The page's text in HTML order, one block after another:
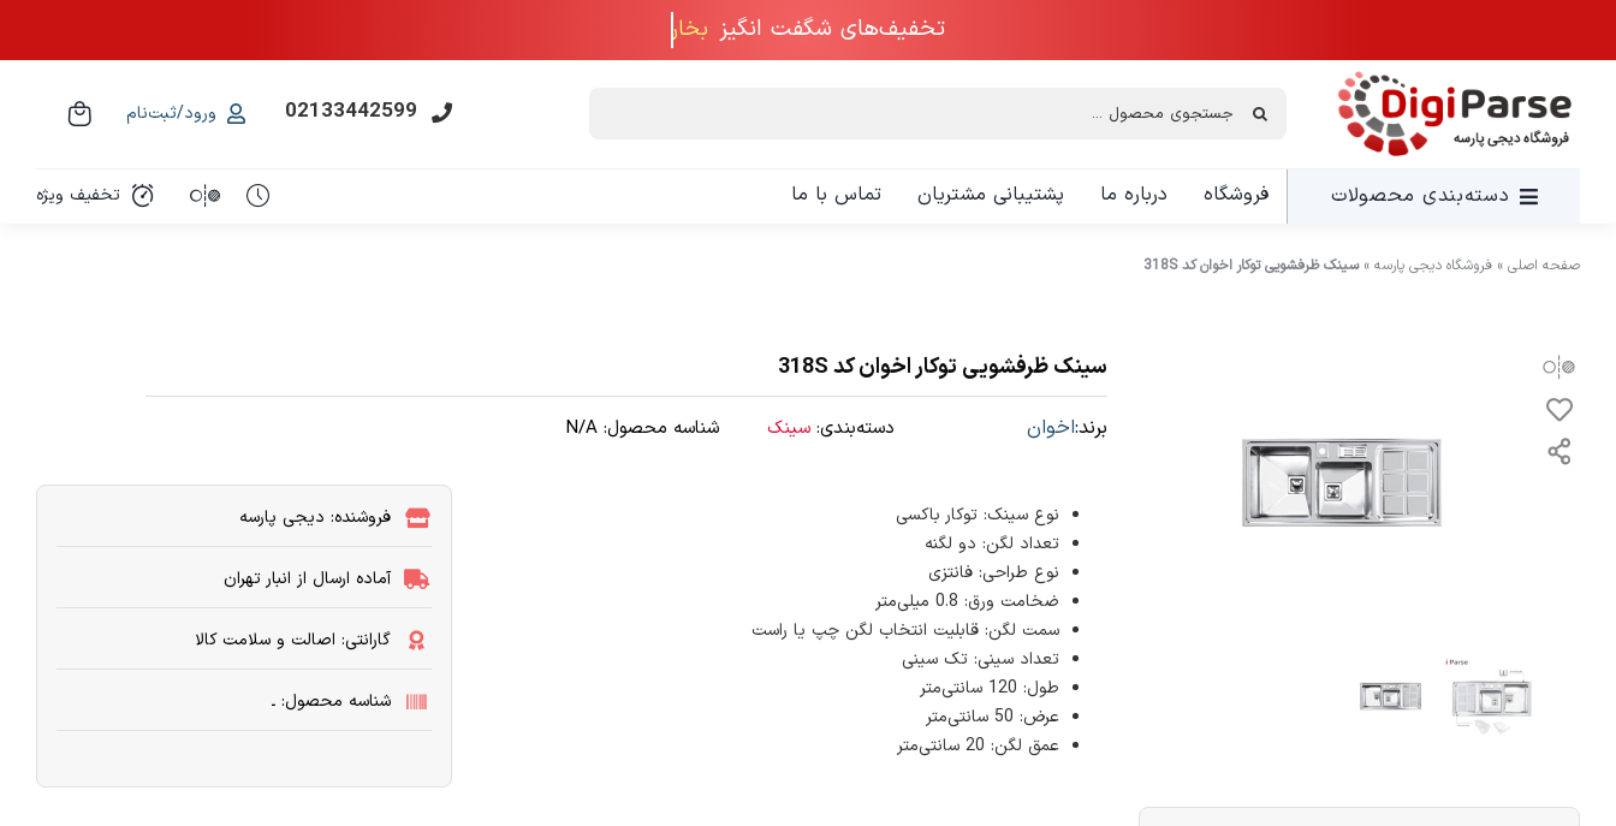
تخفیف‌های شگفت انگیز
جستجو
برای:
02133442599 ورود/ثبت‌نام
دسته‌بندی محصولات فروشگاه درباره ما پشتیبانی مشتریان تماس با ما تخفیف ویژه
صفحه اصلی » فروشگاه دیجی پارسه »سینک ظرفشویی توکار اخوان کد 318S
سینک ظرفشویی توکار اخوان کد 318S
برند:اخوان دسته‌بندی: سینک شناسه محصول: N/A
نوع سینک: توکار باکسی
تعداد لگن: دو لگنه
نوع طراحی: فانتزی
ضخامت ورق: 0.8 میلی‌متر
سمت لگن: قابلیت انتخاب لگن چپ یا راست
تعداد سینی: تک سینی
طول: 120 سانتی‌متر
عرض: 50 سانتی‌متر
عمق لگن: 20 سانتی‌متر
فروشنده: دیجی پارسه
آماده ارسال از انبار تهران
گارانتی: اصالت و سلامت کالا
شناسه محصول: ـ